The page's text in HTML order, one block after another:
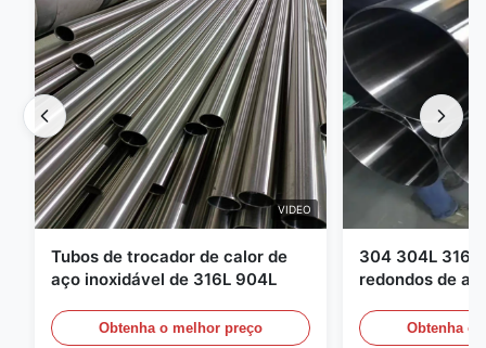
VIDEO
Tubos de trocador de calor de
aço inoxidável de 316L 904L
Obtenha o melhor preço
304 304L 316
redondos de
Obtenha o